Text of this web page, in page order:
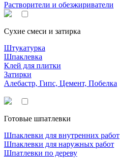
Растворители и обезжириватели
Сухие смеси и затирка
Штукатурка
Шпаклевка
Клей для плитки
Затирки
Алебастр, Гипс, Цемент, Побелка
Готовые шпатлевки
Шпаклевки для внутренних работ
Шпаклевки для наружных работ
Шпатлевки по дереву